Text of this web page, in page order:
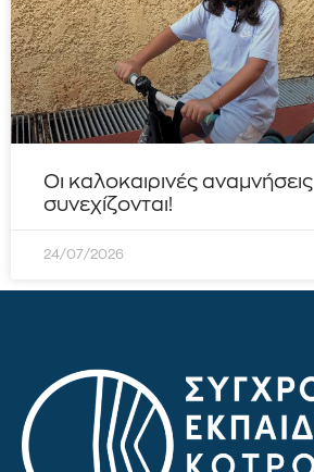
Οι καλοκαιρινές αναμνήσεις
συνεχίζονται!
24/07/2026